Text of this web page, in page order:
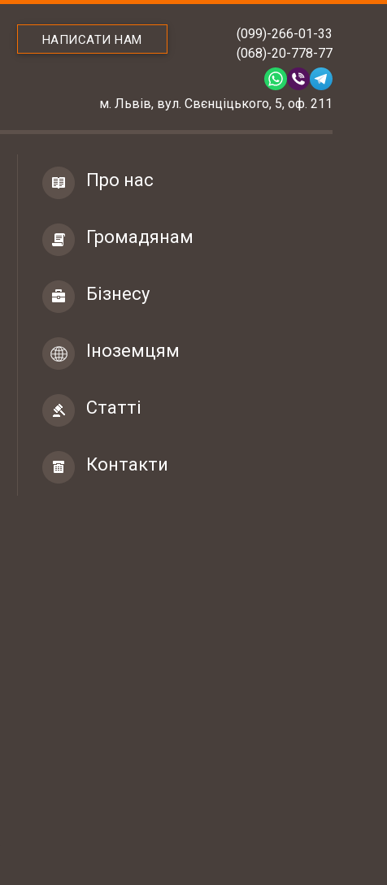
НАПИСАТИ НАМ
(099)-266-01-33
(068)-20-778-77
м. Львів, вул. Свєнціцького, 5, оф. 211
Про нас
Громадянам
Бізнесу
Іноземцям
Статті
Контакти